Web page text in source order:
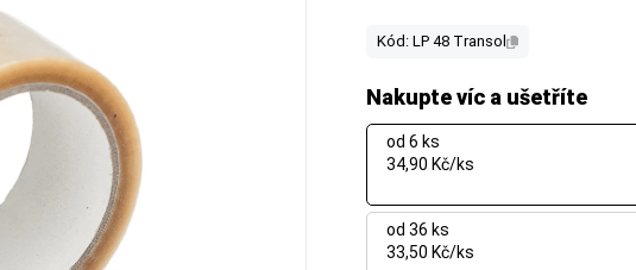
Kód: LP 48 Transol
Nakupte víc a ušetříte
od 6 ks
34,90 Kč/ks
od 36 ks
33,50 Kč/ks